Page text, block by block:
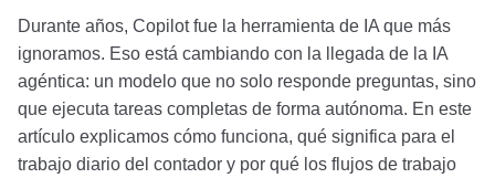
Durante años, Copilot fue la herramienta de IA que más
ignoramos. Eso está cambiando con la llegada de la IA
agéntica: un modelo que no solo responde preguntas, sino
que ejecuta tareas completas de forma autónoma. En este
artículo explicamos cómo funciona, qué significa para el
trabajo diario del contador y por qué los flujos de trabajo